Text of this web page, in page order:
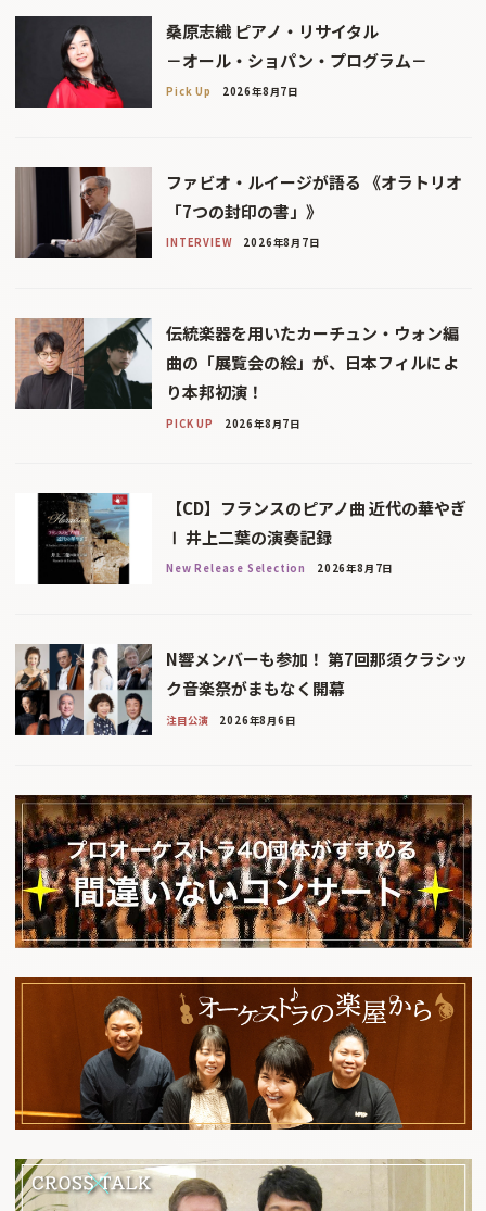
桑原志織 ピアノ・リサイタル
－オール・ショパン・プログラム－
Pick Up 2026年8月7日
ファビオ・ルイージが語る 《オラトリオ
「7つの封印の書」》
INTERVIEW 2026年8月7日
伝統楽器を用いたカーチュン・ウォン編
曲の「展覧会の絵」が、日本フィルによ
り本邦初演！
PICK UP 2026年8月7日
【CD】フランスのピアノ曲 近代の華やぎ
Ⅰ 井上二葉の演奏記録
New Release Selection 2026年8月7日
N響メンバーも参加！ 第7回那須クラシッ
ク音楽祭がまもなく開幕
注目公演 2026年8月6日